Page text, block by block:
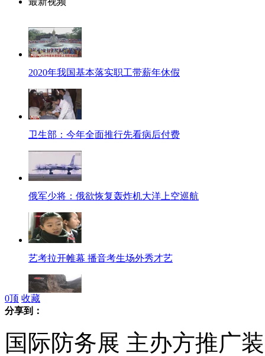
2020年我国基本落实职工带薪年休假
卫生部：今年全面推行先看病后付费
俄军少将：俄欲恢复轰炸机大洋上空巡航
艺考拉开帷幕 播音考生场外秀才艺
0顶 收藏
分享到：
国际防务展 主办方推广